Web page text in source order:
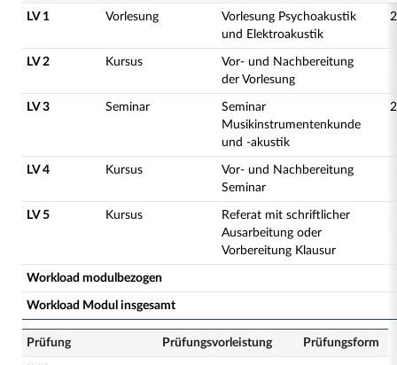
LV 1 Vorlesung
Vorlesung Psychoakustik
und Elektroakustik
2
LV 2 Kursus
Vor- und Nachbereitung
der Vorlesung
LV 3 Seminar
Seminar
Musikinstrumentenkunde
und -akustik
2
LV 4 Kursus
Vor- und Nachbereitung
Seminar
LV 5 Kursus
Referat mit schriftlicher
Ausarbeitung oder
Vorbereitung Klausur
Workload modulbezogen
Workload Modul insgesamt
Prüfung Prüfungsvorleistung Prüfungsform